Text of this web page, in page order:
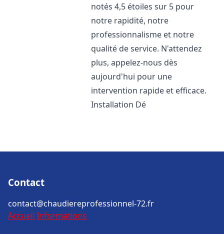
notés 4,5 étoiles sur 5 pour
notre rapidité, notre
professionnalisme et notre
qualité de service. N'attendez
plus, appelez-nous dès
aujourd'hui pour une
intervention rapide et efficace.
Installation Dé
Contact
contact@chaudiereprofessionnel-72.fr
Accueil Informations